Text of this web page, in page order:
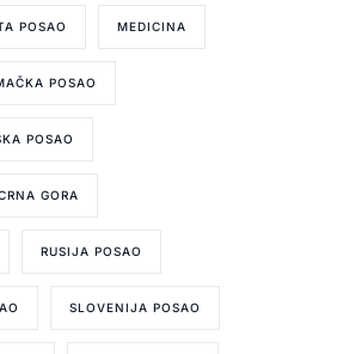
POSAO MEDICINA
POSAO
POSAO
GORA
RUSIJA POSAO
SLOVENIJA POSAO